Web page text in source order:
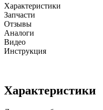
Характеристики
Запчасти
Отзывы
Аналоги
Видео
Инструкция
Характеристики